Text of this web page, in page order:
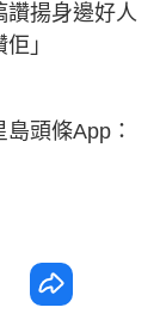
讚揚身邊好人
」
頭條App：